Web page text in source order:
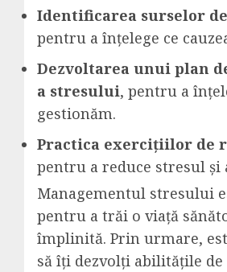
Identificarea surselor
pentru a înțelege ce
Dezvoltarea unui plan
a stresului, pentru a
gestionăm.
Practica exercițiilor de
pentru a reduce stresul și
Managementul stresului
pentru a trăi o viață
împlinită. Prin urmare,
să îți dezvolți abilitățile de